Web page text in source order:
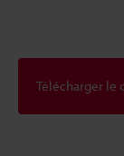
Télécharger le